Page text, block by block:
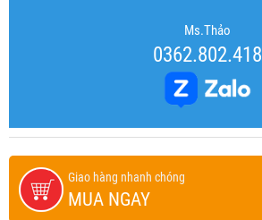
Ms.Thảo
0362.802.418
Giao hàng nhanh chóng
MUA NGAY